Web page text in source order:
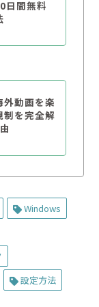
日間無料
外動画を楽
制を完全解
Windows
設定方法